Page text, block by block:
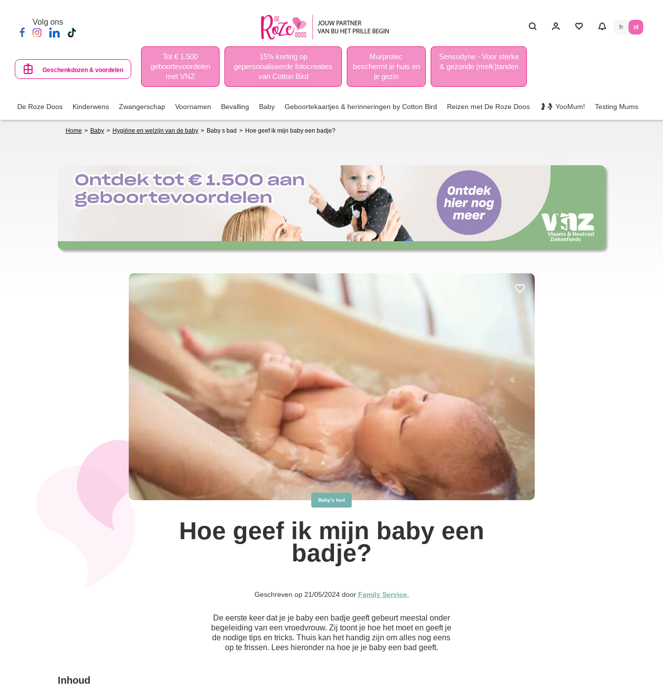
content
Volg ons
fr nl
Geschenkdozen & voordelen
Tot € 1.500
geboortevoordelen
met VNZ
15% korting op
gepersonaliseerde fotocreaties
van Cotton Bird
Murprotec
beschermt je huis en
je gezin
Sensodyne - Voor sterke
& gezonde (melk)tanden
De Roze Doos Kinderwens Zwangerschap Voornamen Bevalling Baby Geboortekaartjes & herinneringen by Cotton Bird Reizen met De Roze Doos 🤰🤱 YooMum! Testing Mums
Home Baby Hygiëne en welzijn van de baby Baby s bad Hoe geef ik mijn baby een badje?
Baby's bad
Hoe geef ik mijn baby een
badje?
Geschreven op 21/05/2024 door Family Service,
De eerste keer dat je je baby een badje geeft gebeurt meestal onder
begeleiding van een vroedvrouw. Zij toont je hoe het moet en geeft je
de nodige tips en tricks. Thuis kan het handig zijn om alles nog eens
op te frissen. Lees hieronder na hoe je je baby een bad geeft.
Inhoud